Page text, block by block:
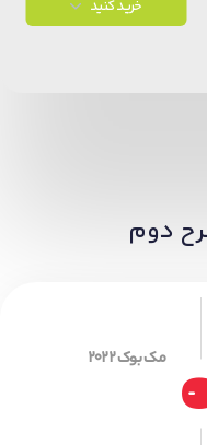
خرید کنید
دوم
مک بوک ۲۰۲۲